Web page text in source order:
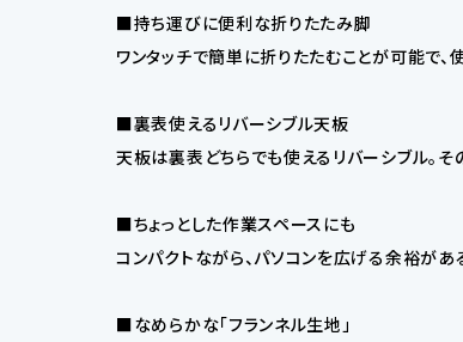
■持ち運びに便利な折りたたみ脚
ワンタッチで簡単に折りたたむことが可能で
■裏表使えるリバーシブル天板
天板は裏表どちらでも使えるリバーシブル。
■ちょっとした作業スペースにも
コンパクトながら、パソコンを広げる余裕があ
■なめらかな「フランネル生地」